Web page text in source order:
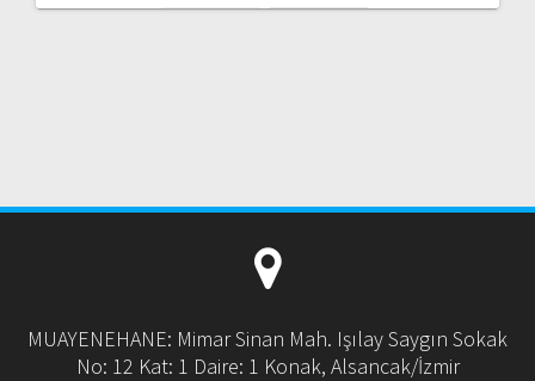
MUAYENEHANE: Mimar Sinan Mah. Işılay Saygın Sokak
No: 12 Kat: 1 Daire: 1 Konak, Alsancak/İzmir